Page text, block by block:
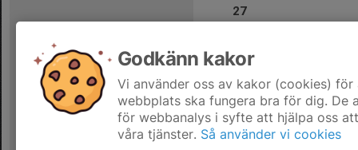
27
28
Godkänn kakor
Vi använder oss av kakor (cookies)
webbplats ska fungera bra för dig. De
för webbanalys i syfte att hjälpa oss
våra tjänster. Så använder vi cookies